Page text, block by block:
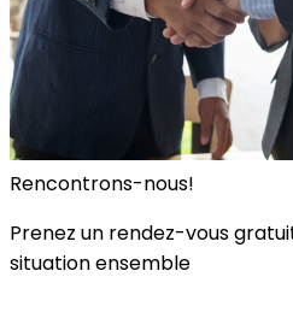
Rencontrons-nous!
Prenez un rendez-vous
situation ensemble